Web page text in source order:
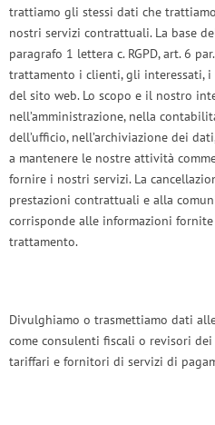
trattiamo gli stessi dati che
nostri servizi contrattuali. La base
paragrafo 1 lettera c. RGPD, art. 6
trattamento i clienti, gli interessati,
del sito web. Lo scopo e il nostro
nell’amministrazione, nella
dell’ufficio, nell’archiviazione dei
a mantenere le nostre attività
fornire i nostri servizi. La
prestazioni contrattuali e alla
corrisponde alle informazioni
trattamento.
Divulghiamo o trasmettiamo dati
come consulenti fiscali o revisori
tariffari e fornitori di servizi di